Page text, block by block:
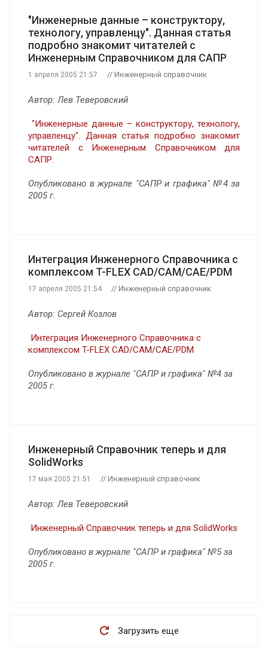
"Инженерные данные – конструктору,
технологу, управленцу". Данная статья
подробно знакомит читателей с
Инженерным Справочником для САПР
1 апреля 2005 21:57 // Инженерный справочник
Автор: Лев Теверовский
"Инженерные данные – конструктору, технологу,
управленцу". Данная статья подробно знакомит
читателей с Инженерным Справочником для
САПР.
Опубликовано в журнале "САПР и графика" №4 за
2005 г.
Интеграция Инженерного Справочника с
комплексом T-FLEX CAD/CAM/CAE/PDM
17 апреля 2005 21:54 // Инженерный справочник
Автор: Сергей Козлов
Интеграция Инженерного Справочника с
комплексом T-FLEX CAD/CAM/CAE/PDM
Опубликовано в журнале "САПР и графика" №4 за
2005 г.
Инженерный Справочник теперь и для
SolidWorks
17 мая 2005 21:51 // Инженерный справочник
Автор: Лев Теверовский
Инженерный Справочник теперь и для SolidWorks
Опубликовано в журнале "САПР и графика" №5 за
2005 г.
Загрузить еще